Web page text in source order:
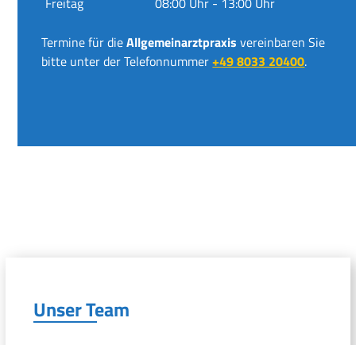
Termine für dieAllgemeinarztpraxis vereinbaren Sie
bitte unter der Telefonnummer+49 8033 20400.
Unser Team